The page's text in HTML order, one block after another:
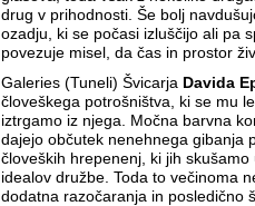
drug v prihodnosti. Še bolj
ozadju, ki se počasi izluščijo ali pa
povezuje misel, da čas in prostor
Galeries (Tuneli) Švicarja Davida
človeškega potrošništva, ki se mu
iztrgamo iz njega. Močna barvna
dajejo občutek nenehnega gibanja
človeških hrepenenj, ki jih
idealov družbe. Toda to večinoma
dodatna razočaranja in posledično